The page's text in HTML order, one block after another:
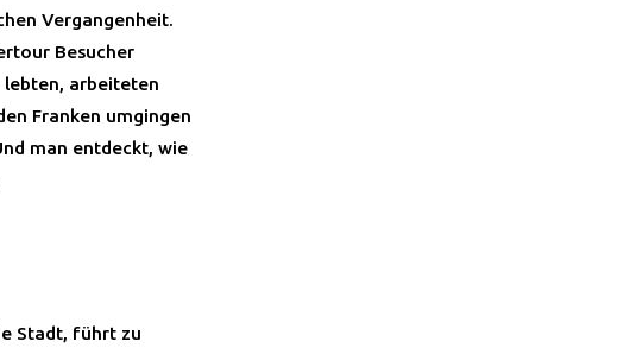
Vergangenheit.
Besucher
lebten, arbeiteten
Franken umgingen
man entdeckt, wie
Stadt, führt zu